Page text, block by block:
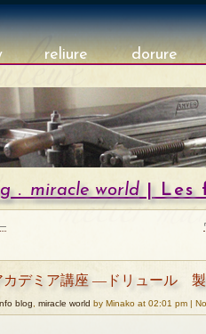
reliure dorure
. miracle world | Les
カデミア講座 ―ドリュール
blog miracle world by Minako at 02:01 pm |